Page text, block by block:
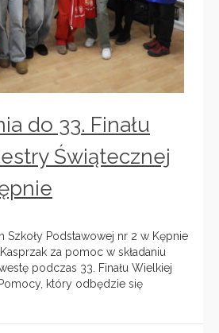
do 33. Finału
Świątecznej
Podstawowej nr 2 w Kępnie
za pomoc w składaniu
podczas 33. Finału Wielkiej
który odbędzie się